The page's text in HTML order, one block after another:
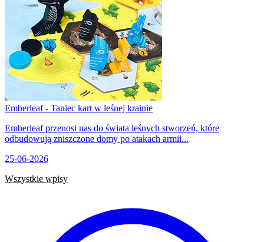
Emberleaf - Taniec kart w leśnej krainie
Emberleaf przenosi nas do świata leśnych stworzeń, które
odbudowują zniszczone domy po atakach armii...
25-06-2026
Wszystkie wpisy